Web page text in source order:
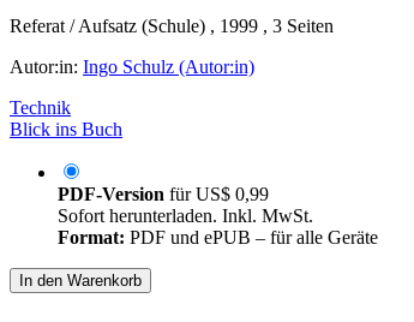
Referat / Aufsatz (Schule) , 1999 , 3 Seiten
Autor:in: Ingo Schulz (Autor:in)
Technik
Blick ins Buch
PDF-Version fürUS$ 0,99
Sofort herunterladen. Inkl. MwSt.
Format: PDF und ePUB – für alle Geräte
In den Warenkorb